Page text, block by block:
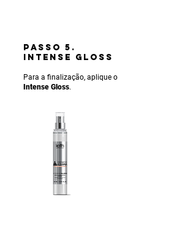
PASSO 5.
INTENSE gLOSS
Para a finalização, aplique o
Intense Gloss.